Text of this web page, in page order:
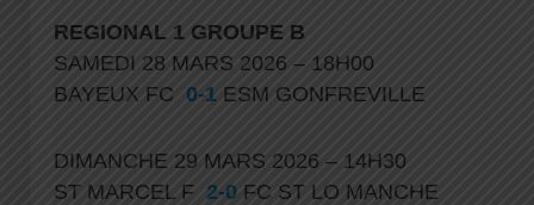
REGIONAL 1 GROUPE B
SAMEDI 28 MARS 2026 – 18H00
BAYEUX FC 0-1 ESM GONFREVILLE
DIMANCHE 29 MARS 2026 – 14H30
ST MARCEL F 2-0 FC ST LO MANCHE